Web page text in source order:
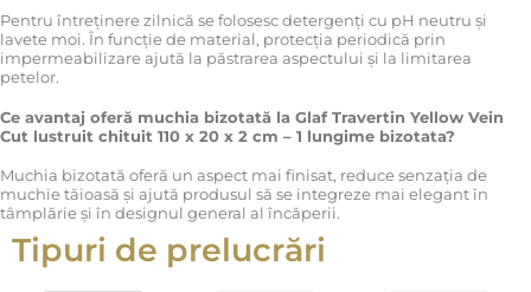
Pentru întreținere zilnică se folosesc detergenți cu pH neutru și
lavete moi. În funcție de material, protecția periodică prin
impermeabilizare ajută la păstrarea aspectului și la limitarea
petelor.
Ce avantaj oferă muchia bizotată la Glaf Travertin Yellow Vein
Cut lustruit chituit 110 x 20 x 2 cm – 1 lungime bizotata?
Muchia bizotată oferă un aspect mai finisat, reduce senzația de
muchie tăioasă și ajută produsul să se integreze mai elegant în
tâmplărie și în designul general al încăperii.
Tipuri de prelucrări